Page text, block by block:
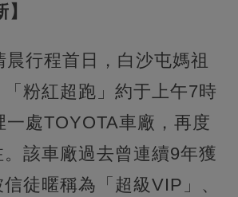
晨行程首日，白沙屯媽祖
粉紅超跑」約于上午7時
一處TOYOTA車廠，再度
該車廠過去曾連續9年獲
徒暱稱為「超級VIP」、